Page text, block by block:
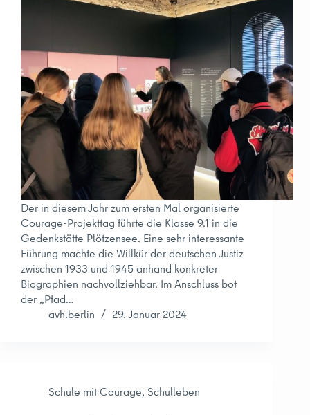
Der in diesem Jahr zum ersten Mal organisierte
Courage-Projekttag führte die Klasse 9.1 in die
Gedenkstätte Plötzensee. Eine sehr interessante
Führung machte die Willkür der deutschen Justiz
zwischen 1933 und 1945 anhand konkreter
Biographien nachvollziehbar. Im Anschluss bot
der „Pfad…
avh.berlin
29. Januar 2024
Schule mit Courage, Schulleben